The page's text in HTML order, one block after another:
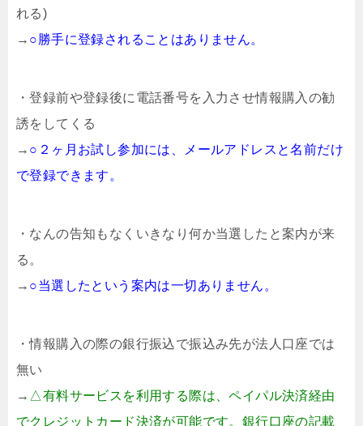
れる)
→ ○勝手に登録されることはありません。
・登録前や登録後に電話番号を入力させ情報購入の勧
誘をしてくる
→ ○２ヶ月お試し参加には、メールアドレスと名前だけ
で登録できます。
・なんの告知もなくいきなり何か当選したと案内が来
る。
→ ○当選したという案内は一切ありません。
・情報購入の際の銀行振込で振込み先が法人口座では
無い
→ △有料サービスを利用する際は、ペイパル決済経由
でクレジットカード決済が可能です。銀行口座の記載